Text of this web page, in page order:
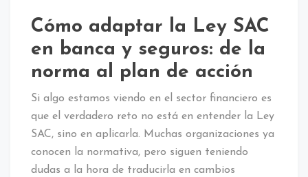
Cómo adaptar la Ley SAC
en banca y seguros: de la
norma al plan de acción
Si algo estamos viendo en el sector financiero es
que el verdadero reto no está en entender la Ley
SAC, sino en aplicarla. Muchas organizaciones ya
conocen la normativa, pero siguen teniendo
dudas a la hora de traducirla en cambios